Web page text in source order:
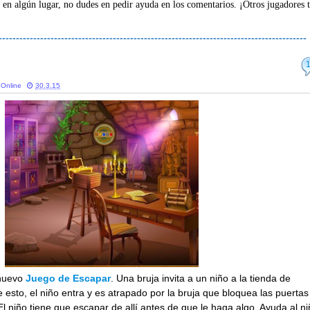
en algún lugar, no dudes en pedir ayuda en los comentarios. ¡Otros jugadores
30.3.15
Juego de Escapar. Una bruja invita a un niño a la tienda de
esto, el niño entra y es atrapado por la bruja que bloquea las
niño tiene que escapar de allí antes de que le haga algo. Ayuda al